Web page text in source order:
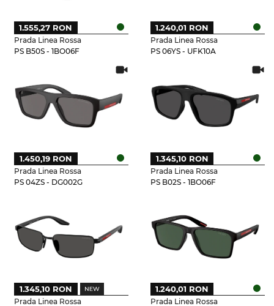
Prada Linea Rossa
PS B50S - 1BO06F
1.555,27 RON
Prada Linea Rossa
PS 06YS - UFK10A
1.240,01 RON
Prada Linea Rossa
PS 04ZS - DG002G
1.450,19 RON
Prada Linea Rossa
PS B02S - 1BO06F
1.345,10 RON
Prada Linea Rossa
1.345,10 RON
Prada Linea Rossa
1.240,01 RON